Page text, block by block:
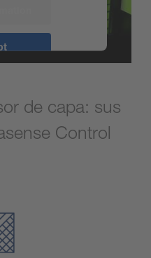
de capa: sus
Control